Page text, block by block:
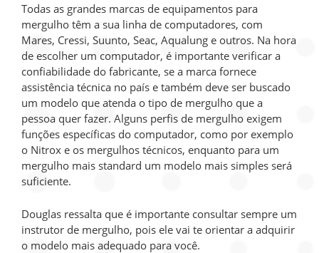
Todas as grandes marcas de equipamentos para
mergulho têm a sua linha de computadores, com
Mares, Cressi, Suunto, Seac, Aqualung e outros. Na hora
de escolher um computador, é importante verificar a
confiabilidade do fabricante, se a marca fornece
assistência técnica no país e também deve ser buscado
um modelo que atenda o tipo de mergulho que a
pessoa quer fazer. Alguns perfis de mergulho exigem
funções específicas do computador, como por exemplo
o Nitrox e os mergulhos técnicos, enquanto para um
mergulho mais standard um modelo mais simples será
suficiente.
Douglas ressalta que é importante consultar sempre um
instrutor de mergulho, pois ele vai te orientar a adquirir
o modelo mais adequado para você.